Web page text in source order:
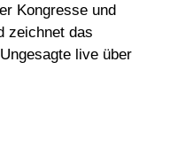
Kongresse und
zeichnet das
live über